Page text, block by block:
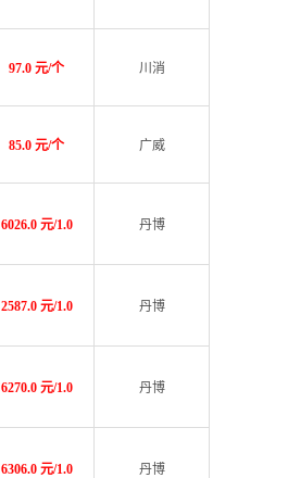
97.0 元/个 川消
85.0 元/个 广威
6026.0 元/1.0 丹博
2587.0 元/1.0 丹博
6270.0 元/1.0 丹博
6306.0 元/1.0 丹博